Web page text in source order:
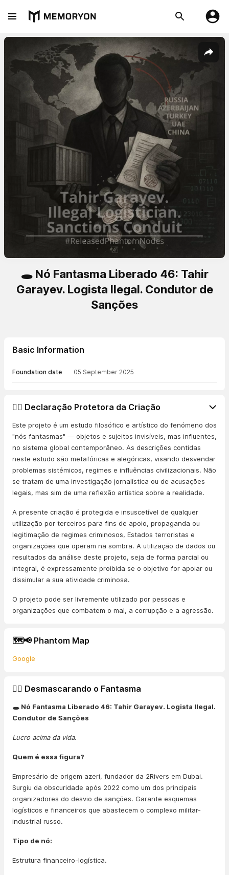
🕳️ Nó Fantasma Liberado 46: Tahir
Garayev. Logista Ilegal. Condutor de
Sanções
Basic Information
Foundation date 05 September 2025
👨‍⚖️ Declaração Protetora da Criação
Este projeto é um estudo filosófico e artístico do fenómeno dos
"nós fantasmas" — objetos e sujeitos invisíveis, mas influentes,
no sistema global contemporâneo. As descrições contidas
neste estudo são metafóricas e alegóricas, visando desvendar
problemas sistémicos, regimes e influências civilizacionais. Não
se tratam de uma investigação jornalística ou de acusações
legais, mas sim de uma reflexão artística sobre a realidade.
A presente criação é protegida e insuscetível de qualquer
utilização por terceiros para fins de apoio, propaganda ou
legitimação de regimes criminosos, Estados terroristas e
organizações que operam na sombra. A utilização de dados ou
resultados da análise deste projeto, seja de forma parcial ou
integral, é expressamente proibida se o objetivo for apoiar ou
dissimular a sua atividade criminosa.
O projeto pode ser livremente utilizado por pessoas e
organizações que combatem o mal, a corrupção e a agressão.
🗺️📢 Phantom Map
Google
🕵️‍♂️ Desmascarando o Fantasma
🕳️ Nó Fantasma Liberado 46: Tahir Garayev. Logista Ilegal.
Condutor de Sanções
Lucro acima da vida.
Quem é essa figura?
Empresário de origem azeri, fundador da 2Rivers em Dubai.
Surgiu da obscuridade após 2022 como um dos principais
organizadores do desvio de sanções. Garante esquemas
logísticos e financeiros que abastecem o complexo militar-
industrial russo.
Tipo de nó:
Estrutura financeiro-logística.